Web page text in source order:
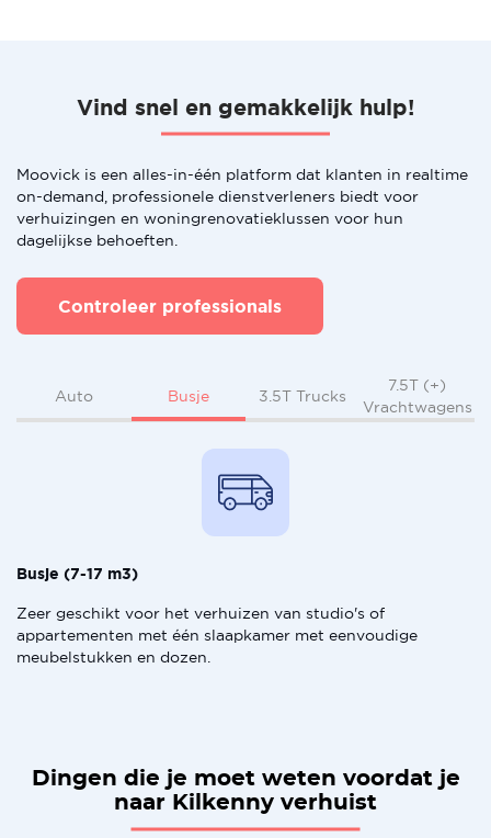
Vind snel en gemakkelijk hulp!
Moovick is een alles-in-één platform dat klanten in realtime
on-demand, professionele dienstverleners biedt voor
verhuizingen en woningrenovatieklussen voor hun
dagelijkse behoeften.
Controleer professionals
Auto Busje 3.5T Trucks
7.5T (+)
Vrachtwagens
Busje (7-17 m3)
Zeer geschikt voor het verhuizen van studio's of
appartementen met één slaapkamer met eenvoudige
meubelstukken en dozen.
Dingen die je moet weten voordat je
naar Kilkenny verhuist